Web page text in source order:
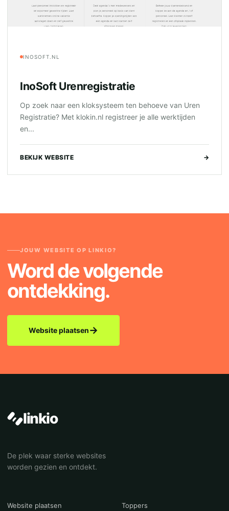
INOSOFT.NL
InoSoft Urenregistratie
Op zoek naar een kloksysteem ten behoeve van Uren
Registratie? Met klokin.nl registreer je alle werktijden
en...
BEKIJK WEBSITE →
JOUW WEBSITE OP LINKIO?
Word de volgende
ontdekking.
Website plaatsen→
linkio
De plek waar sterke websites
worden gezien en ontdekt.
Website plaatsen Toppers